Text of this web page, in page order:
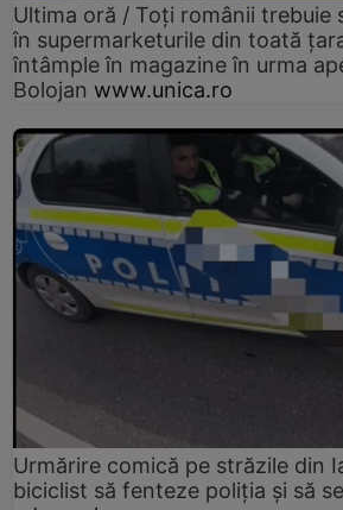
Ultima oră / Toți românii trebuie
în supermarketurile din toată
întâmple în magazine în urma
Bolojan www.unica.ro
Urmărire comică pe străzile din
biciclist să fenteze poliția și să